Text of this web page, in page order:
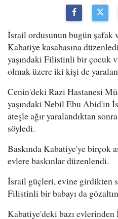
İsrail ordusunun bugün
Kabatiye kasabasına
yaşındaki Filistinli bir çocuk
olmak üzere iki kişi de
Cenin'deki Razi Hastanesi
yaşındaki Nebil Ebu Abid'in
ateşle ağır yaralandıktan
söyledi.
Baskında Kabatiye'ye birçok
evlere baskınlar düzenlendi.
İsrail güçleri, evine girdikten
Filistinli bir babayı da
Kabatiye'deki bazı